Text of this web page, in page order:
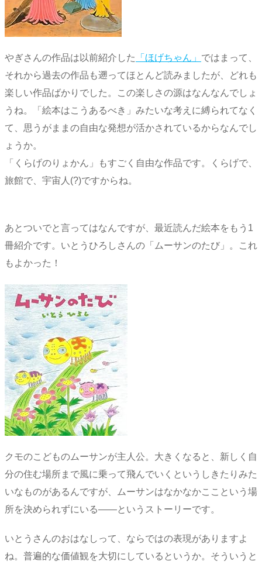
やぎさんの作品は以前紹介した 「ほげちゃん」 ではまって、
それから過去の作品も遡ってほとんど読みましたが、どれも
楽しい作品ばかりでした。この楽しさの源はなんなんでしょ
うね。「絵本はこうあるべき」みたいな考えに縛られてなく
て、思うがままの自由な発想が活かされているからなんでし
ょうか。
「くらげのりょかん」もすごく自由な作品です。くらげで、
旅館で、宇宙人(?)ですからね。
あとついでと言ってはなんですが、最近読んだ絵本をもう1
冊紹介です。いとうひろしさんの「ムーサンのたび」。これ
もよかった！
クモのこどものムーサンが主人公。大きくなると、新しく自
分の住む場所まで風に乗って飛んでいくというしきたりみた
いなものがあるんですが、ムーサンはなかなかここという場
所を決められずにいる――というストーリーです。
いとうさんのおはなしって、ならではの表現がありますよ
ね。普遍的な価値観を大切にしているというか。そういうと